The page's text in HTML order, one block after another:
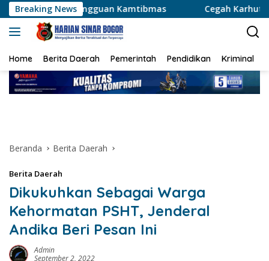
Langsung
ke
konten
Breaking News
Kamtibmas Cegah Karhutla Meluas,
Home Berita Daerah Pemerintah Pendidikan Kriminal
Beranda Berita Daerah
Berita Daerah
Dikukuhkan Sebagai Warga
Kehormatan PSHT, Jenderal
Andika Beri Pesan Ini
Admin
September 2, 2022